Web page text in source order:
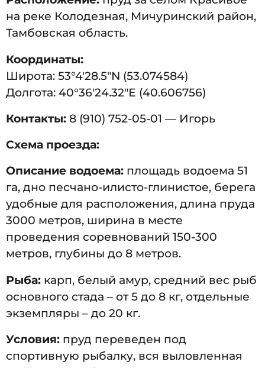
на реке Колодезная, Мичуринский район,
Тамбовская область.
Координаты:
Широта: 53°4′28.5″N (53.074584)
Долгота: 40°36′24.32″E (40.606756)
Контакты: 8 (910) 752-05-01 — Игорь
Схема проезда:
Описание водоема: площадь водоема 51
га, дно песчано-илисто-глинистое, берега
удобные для расположения, длина пруда
3000 метров, ширина в месте
проведения соревнований 150-300
метров, глубины до 8 метров.
Рыба: карп, белый амур, средний вес рыб
основного стада – от 5 до 8 кг, отдельные
экземпляры – до 20 кг.
Условия: пруд переведен под
спортивную рыбалку, вся выловленная